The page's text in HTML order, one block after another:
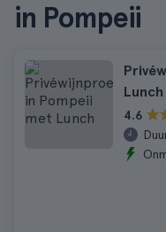
in Pompeii
Lunch
4.6